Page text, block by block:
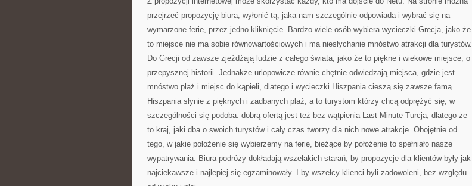
przejrzeć propozycję biura, wyłonić tą, jaka nam szczególnie odpowiada i wybrać się na
wymarzone ferie, przez jedno kliknięcie. Bardzo wiele osób wybiera wycieczki Grecja, jako że
to miejsce nie ma sobie równowartościowych i ma niesłychanie mnóstwo atrakcji dla turystów.
Do Grecji od zawsze zjeżdżają ludzie z całego świata, jako że to piękne i wiekowe miejsce, o
przepysznej historii. Jednakże urlopowicze równie chętnie odwiedzają miejsca, gdzie jest
mnóstwo plaż i miejsc do kąpieli, dlatego i wycieczki Hiszpania cieszą się zawsze famą.
Hiszpania słynie z pięknych i zadbanych plaż, a to turystom którzy chcą odprężyć się, w
szczególności się podoba. dobrą ofertą jest też bez wątpienia Last Minute Turcja, dlatego że
to kraj, jaki dba o swoich turystów i cały czas tworzy dla nich nowe atrakcje. Obojętnie od
tego, w jakie położenie się wybierzemy na ferie, bieżące by położenie to spełniało nasze
wypatrywania. Biura podróży dokładają wszelakich starań, by propozycje dla klientów były jak
najciekawsze i najlepiej się egzaminowały. I by wszelcy klienci byli zadowoleni, bez względu